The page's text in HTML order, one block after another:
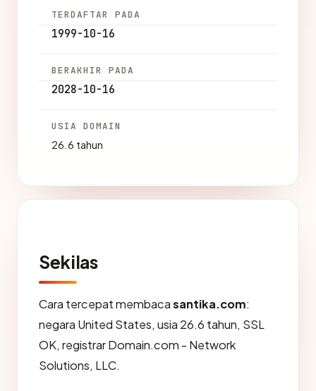
TERDAFTAR PADA
1999-10-16
BERAKHIR PADA
2028-10-16
USIA DOMAIN
26.6 tahun
Sekilas
Cara tercepat membacasantika.com:
negara United States, usia 26.6 tahun, SSL
OK, registrar Domain.com - Network
Solutions, LLC.